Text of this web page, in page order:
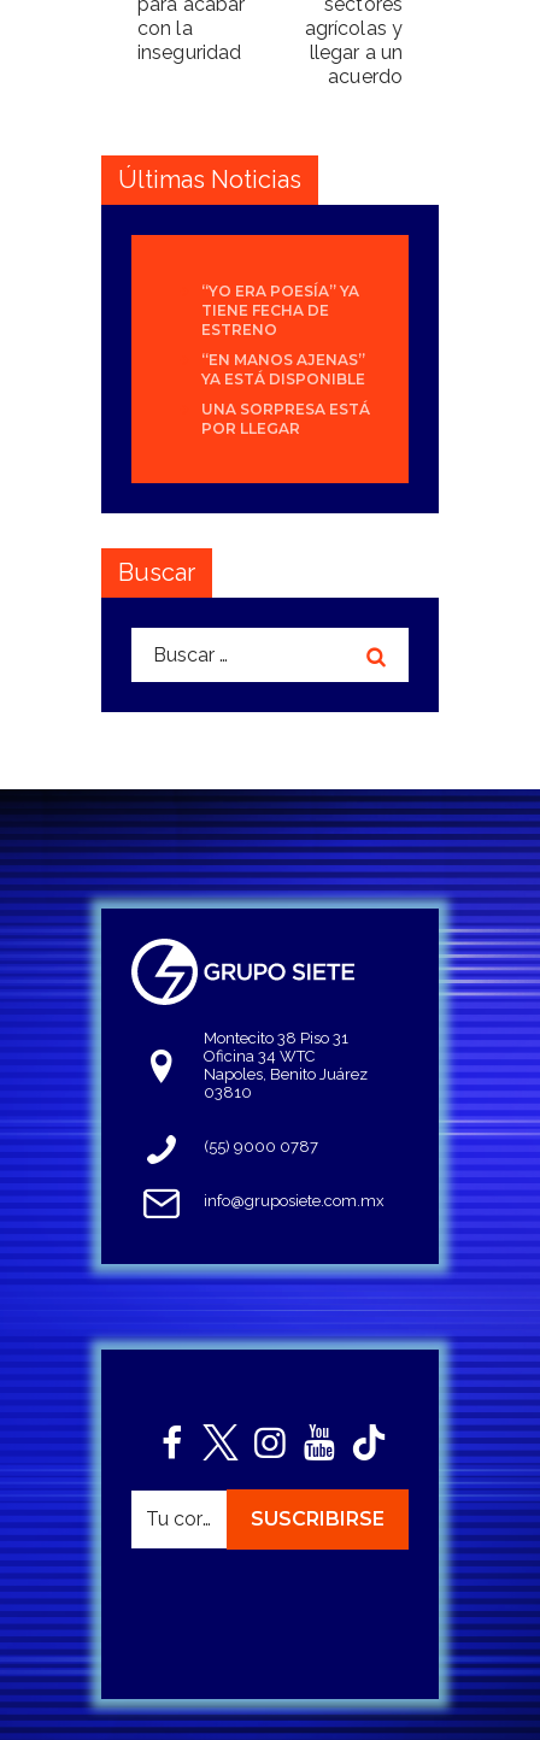
para acabar
con la
inseguridad
sectores
agrícolas y
llegar a un
acuerdo
Últimas Noticias
“YO ERA POESÍA” YA
TIENE FECHA DE
ESTRENO
“EN MANOS AJENAS”
YA ESTÁ DISPONIBLE
UNA SORPRESA ESTÁ
POR LLEGAR
Buscar
Buscar:
Montecito 38 Piso 31
Oficina 34 WTC
Napoles, Benito Juárez
03810
(55) 9000 0787
info@gruposiete.com.mx